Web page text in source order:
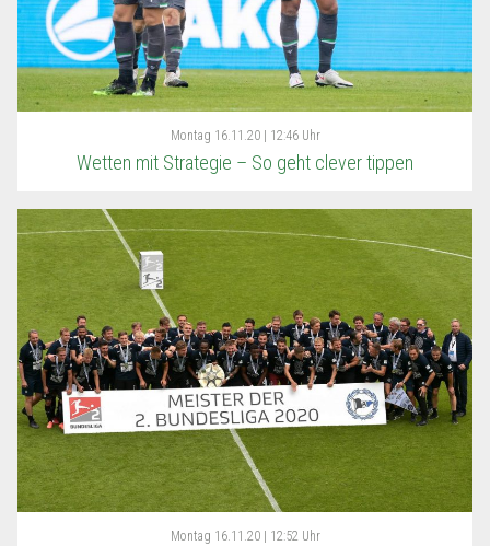
Montag 16.11.20 | 12:46 Uhr
Wetten mit Strategie – So geht clever tippen
Montag 16.11.20 | 12:52 Uhr